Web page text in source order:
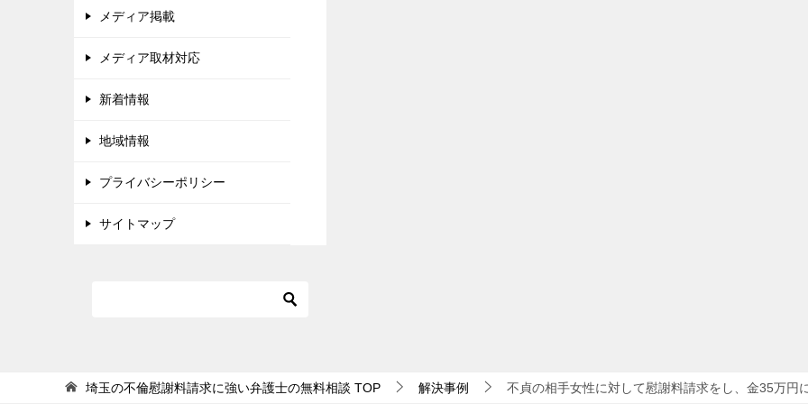
メディア掲載
メディア取材対応
新着情報
地域情報
プライバシーポリシー
サイトマップ
埼玉の不倫慰謝料請求に強い弁護士の無料相談 TOP 解決事例 不貞の相手女性に対して慰謝料請求をし、金35万円